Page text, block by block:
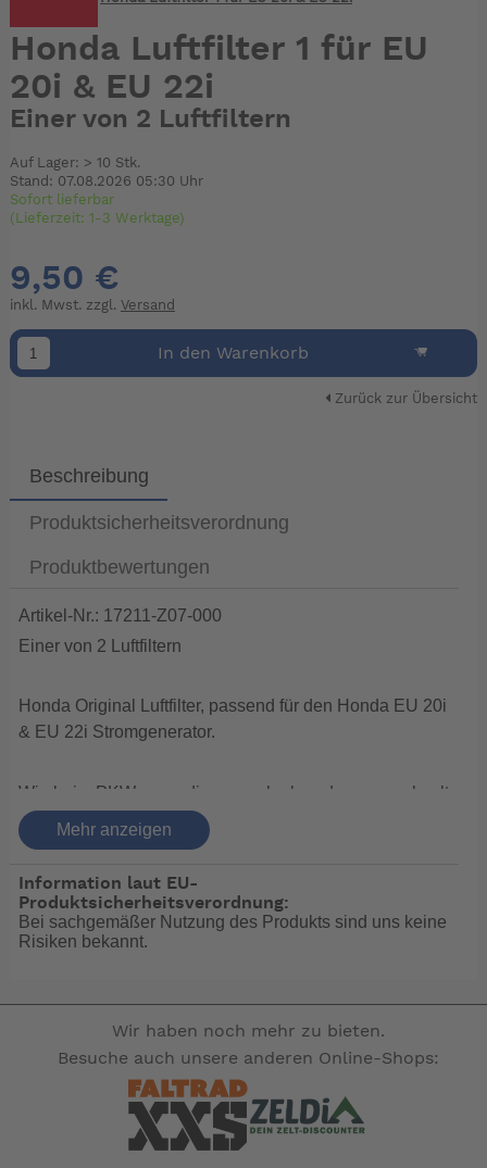
Honda Luftfilter 1 für EU
20i & EU 22i
Einer von 2 Luftfiltern
Auf Lager: > 10 Stk.
Stand: 07.08.2026 05:30 Uhr
Sofort lieferbar
(Lieferzeit: 1-3 Werktage)
9,50 €
inkl. Mwst. zzgl. Versand
In den Warenkorb
Zurück zur Übersicht
Beschreibung
Produktsicherheitsverordnung
Produktbewertungen
Artikel-Nr.: 17211-Z07-000
Einer von 2 Luftfiltern
Honda Original Luftfilter, passend für den Honda EU 20i
& EU 22i Stromgenerator.
Wie beim PKW muss dieser auch ab und zu gewechselt
oder gereinigt werden.
Ein verschmutzter Luftfilter behindert den Zufluss von
Ansaugluft zum Vergaser.
Honda empfiehlt eine Reinigung alle 50
-- Auf Produktfotos angezeigte Dekorationsartikel
gehören nicht zum Leistungsumfang. --
Mehr anzeigen
Information laut EU-
Produktsicherheitsverordnung:
Bei sachgemäßer Nutzung des Produkts sind uns keine
Risiken bekannt.
Wir haben noch mehr zu bieten.
Besuche auch unsere anderen Online-Shops: